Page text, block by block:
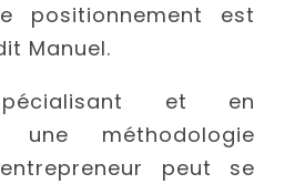
positionnement est
Manuel.
et en
une méthodologie
peut se